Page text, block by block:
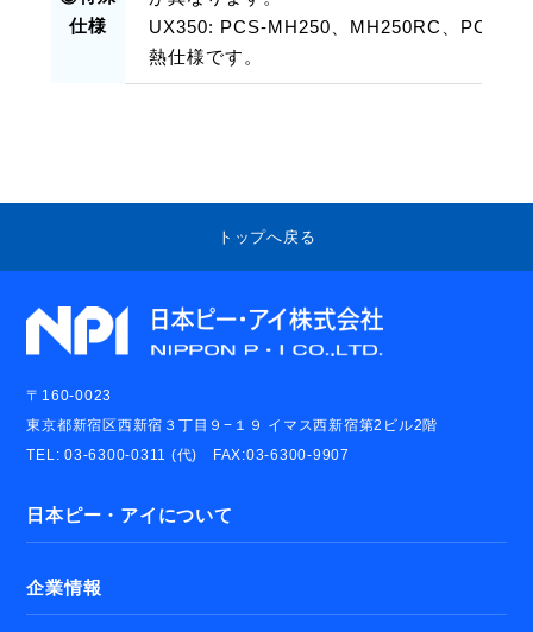
仕様
UX350: PCS-MH250、MH250RC、PCS-
熱仕様です。
トップへ戻る
〒160-0023
東京都新宿区西新宿３丁目９−１９ イマス西新宿第2ビル2階
TEL: 03-6300-0311 (代) FAX:03-6300-9907
日本ピー・アイについて
企業情報